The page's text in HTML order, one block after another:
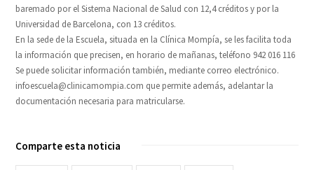
baremado por el Sistema Nacional de Salud con 12,4 créditos y por la
Universidad de Barcelona, con 13 créditos.
En la sede de la Escuela, situada en la Clínica Mompía, se les facilita toda
la información que precisen, en horario de mañanas, teléfono 942 016 116
Se puede solicitar información también, mediante correo electrónico.
infoescuela@clinicamompia.com que permite además, adelantar la
documentación necesaria para matricularse.
Comparte esta noticia